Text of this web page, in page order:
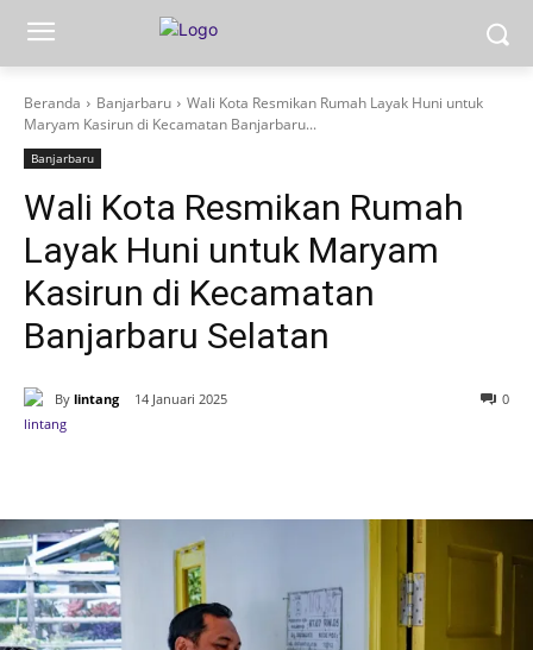
Beranda Banjarbaru
Wali Kota Resmikan Rumah Layak Huni untuk
Maryam Kasirun di Kecamatan Banjarbaru...
Banjarbaru
Wali Kota Resmikan Rumah
Layak Huni untuk Maryam
Kasirun di Kecamatan
Banjarbaru Selatan
By lintang 14 Januari 2025 0